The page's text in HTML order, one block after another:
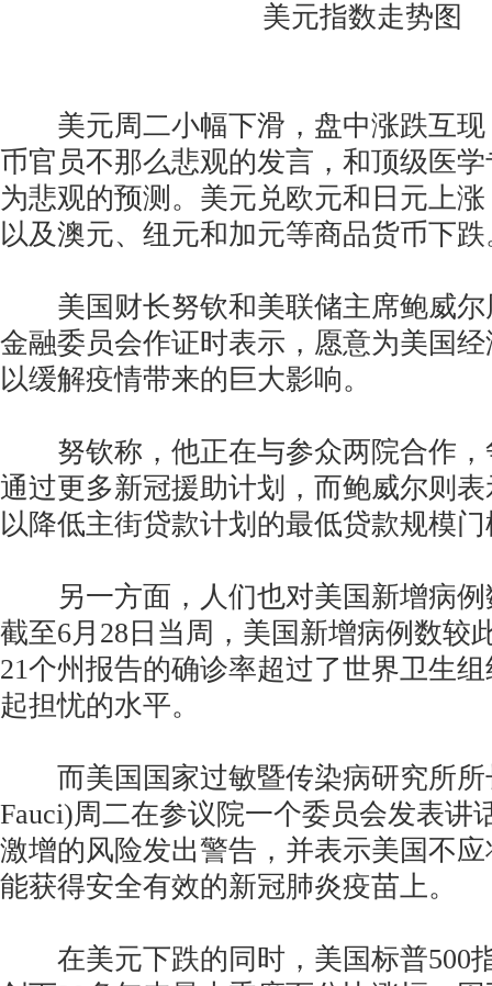
美元指数走势图
美元周二小幅下滑，盘中涨跌互现
币官员不那么悲观的发言，和顶级医
为悲观的预测。美元兑欧元和日元上
以及澳元、纽元和加元等商品货币下跌
美国财长努钦和美联储主席鲍威尔
金融委员会作证时表示，愿意为美国
以缓解疫情带来的巨大影响。
努钦称，他正在与参众两院合作，
通过更多新冠援助计划，而鲍威尔则
以降低主街贷款计划的最低贷款规模
另一方面，人们也对美国新增病例
截至6月28日当周，美国新增病例数较
21个州报告的确诊率超过了世界卫生
起担忧的水平。
而美国国家过敏暨传染病研究所所
Fauci)周二在参议院一个委员会发表讲
激增的风险发出警告，并表示美国不
能获得安全有效的新冠肺炎疫苗上。
在美元下跌的同时，美国标普500